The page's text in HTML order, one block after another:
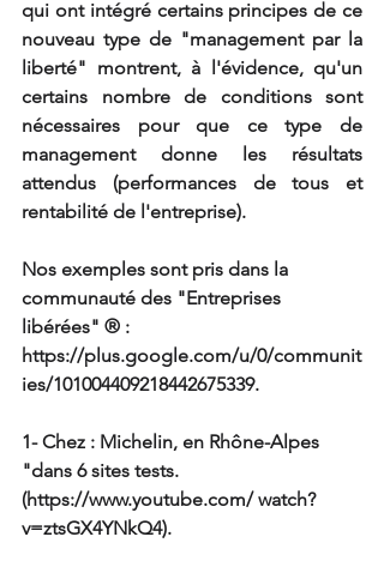
qui ont intégré certains principes de ce
nouveau type de "management par la
liberté" montrent, à l'évidence, qu'un
certains nombre de conditions sont
nécessaires pour que ce type de
management donne les résultats
attendus (performances de tous et
rentabilité de l'entreprise).
Nos exemples sont pris dans la
communauté des "Entreprises
libérées" ® :
https://plus.google.com/u/0/communit
ies/101004409218442675339.
1- Chez : Michelin, en Rhône-Alpes
"dans 6 sites tests.
(https://www.youtube.com/ watch?
v=ztsGX4YNkQ4).